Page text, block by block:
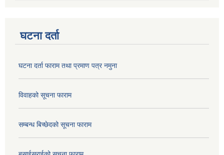
घटना दर्ता
घटना दर्ता फाराम तथा प्रमाण पत्र नमुना
विवाहको सूचना फाराम
सम्बन्ध बिच्छेदको सूचना फाराम